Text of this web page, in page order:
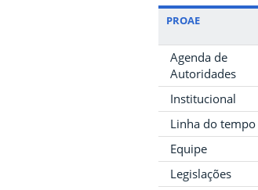
PROAE
Agenda de
Autoridades
Institucional
Linha do tempo
Equipe
Legislações